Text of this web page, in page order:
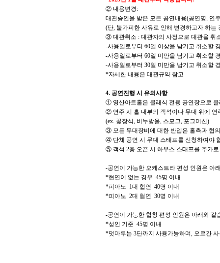
② 내용변경:
대관승인을 받은 모든 공연내용(공연명, 연
(단, 불가피한 사유로 인해 변경하고자 하
③ 대관취소 : 대관자의 사정으로 대관을 취
-사용일로부터 60일 이상을 남기고 취소할
-사용일로부터 60일 미만을 남기고 취소할
-사용일로부터 30일 미만을 남기고 취소할
*자세한 내용은 대관규약 참고
4. 공연진행 시 유의사항
① 영산아트홀은 클래식 전용 공연장으로
② 연주 시 홀 내부의 객석이나 무대 위에
(ex. 꽃장식, 비누방울, 스모그, 포그머신)
③ 모든 무대장비에 대한 반입은 홀측과 협
④ 단체 공연 시 무대 스태프를 신청하여야
⑤ 객석 2층 오픈 시 하우스 스태프를 추가
-공연이 가능한 오케스트라 편성 인원은 아
*협연이 없는 경우 45명 이내
*피아노 1대 협연 40명 이내
*피아노 2대 협연 30명 이내
-공연이 가능한 합창 편성 인원은 아래와 같
*성인 기준 45명 이내
*덧마루는 3단까지 사용가능하며, 오르간